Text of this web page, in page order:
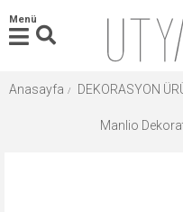
Menü
Anasayfa DEKORASYON
Manlio